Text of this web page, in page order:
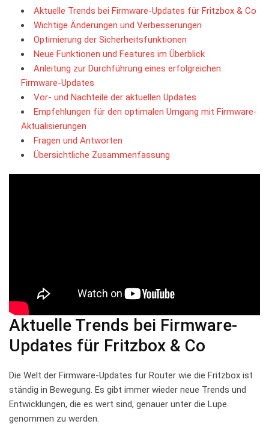
Aktuelle⁣ Trends ‌bei Firmware-Updates ‍für Fritzbox ⁤& Co
Wichtige Änderungen und Verbesserungen
Optimierung der ‍Sicherheitsfunktionen
Neue ‌Funktionen und‍ Features im Überblick
Anleitung ⁢zur Durchführung eines erfolgreichen
Firmware-Updates
Vor- und Nachteile der aktuellen Updates
Empfehlungen für den optimalen Umgang mit ⁤Firmware-
Aktualisierungen
Fragen und⁤ Antworten
Übersichtliche Zusammenfassung
Aktuelle Trends bei Firmware-
Updates⁣ für Fritzbox & ⁤Co
Die Welt der Firmware-Updates für Router wie die Fritzbox‍ ist
ständig in Bewegung. Es ​gibt immer wieder neue Trends und
Entwicklungen, ⁣die es ⁢wert sind, genauer unter die Lupe
genommen zu werden.